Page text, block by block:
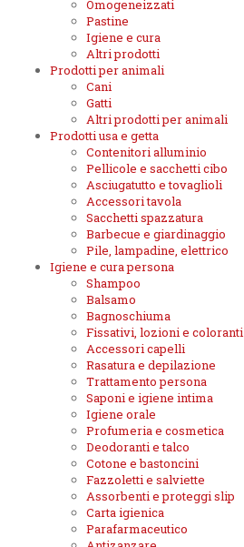
Omogeneizzati
Pastine
Igiene e cura
Altri prodotti
Prodotti per animali
Cani
Gatti
Altri prodotti per animali
Prodotti usa e getta
Contenitori alluminio
Pellicole e sacchetti cibo
Asciugatutto e tovaglioli
Accessori tavola
Sacchetti spazzatura
Barbecue e giardinaggio
Pile, lampadine, elettrico
Igiene e cura persona
Shampoo
Balsamo
Bagnoschiuma
Fissativi, lozioni e coloranti
Accessori capelli
Rasatura e depilazione
Trattamento persona
Saponi e igiene intima
Igiene orale
Profumeria e cosmetica
Deodoranti e talco
Cotone e bastoncini
Fazzoletti e salviette
Assorbenti e proteggi slip
Carta igienica
Parafarmaceutico